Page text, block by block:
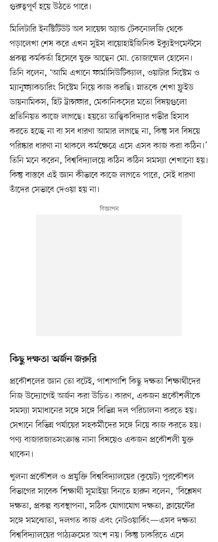
গুরুত্বপূর্ণ হয়ে উঠতে পারে।
মিলিটারি ইনস্টিটিউট অব সায়েন্স অ্যান্ড টেকনোলজি থেকে
পড়ালেখা শেষ করে এখন সুইস বায়োহাইজিনিক ইক্যুইপমেন্টসে
প্রকল্প কর্মকর্তা হিসেবে যুক্ত আছেন মো. তোজাম্মেল হোসেন।
তিনি বলেন, ‘আমি এখানে ফার্মাসিউটিক্যাল, ওয়াটার সিস্টেম ও
ম্যানুফ্যাকচারিং সিস্টেম নিয়ে কাজ করছি। স্নাতকে শেখা ফ্লুইড
ডায়নামিকস, হিট ট্রান্সফার, মেকানিকসের মতো বিষয়গুলো
প্রতিনিয়ত কাজে লাগছে। হয়তো তাত্ত্বিকবিদ্যার গভীর হিসাব
করতে হচ্ছে না বা সব ধারণা আমার লাগছে না, কিন্তু সব বিষয়ে
পরিষ্কার ধারণা না থাকলে কর্মক্ষেত্রে এসে এসব কাজ করা কঠিন।’
তিনি মনে করেন, বিশ্ববিদ্যালয়ে কঠিন কঠিন সমস্যা শেখানো হয়।
কিন্তু বাস্তবে এই জ্ঞান কীভাবে কাজে লাগতে পারে, সেই ধারণা
তাঁদের সেভাবে দেওয়া হয় না।
কিছু দক্ষতা অর্জন জরুরি
প্রকৌশলের জ্ঞান তো বটেই, পাশাপাশি কিছু দক্ষতা শিক্ষার্থীদের
নিজ উদ্যোগেই অর্জন করা উচিত। কারণ, একজন প্রকৌশলীকে
সমস্যা সমাধানের সঙ্গে সঙ্গে বিভিন্ন দল পরিচালনা করতে হয়।
সেখানে বিভিন্ন পর্যায়ের সহকর্মীদের সঙ্গে নিয়ে কাজ করতে হয়।
পণ্য বাজারজাতসংক্রান্ত নানা বিষয়েও একজন প্রকৌশলী যুক্ত
থাকেন।
খুলনা প্রকৌশল ও প্রযুক্তি বিশ্ববিদ্যালয়ের (কুয়েট) পুরকৌশল
বিভাগের সাবেক শিক্ষার্থী সুমাইয়া বিনতে হারুন বলেন, ‘বিশ্লেষণ
দক্ষতা, প্রকল্প ব্যবস্থাপনা, সঠিক যোগাযোগ দক্ষতা, ক্লায়েন্টের
সঙ্গে সমঝোতা, দলগত কাজ এবং নেটওয়ার্কিং—এসব দক্ষতা
বিশ্ববিদ্যালয়ের পাঠ্যক্রমের অংশ নয়। কিন্তু চাকরিতে এসে